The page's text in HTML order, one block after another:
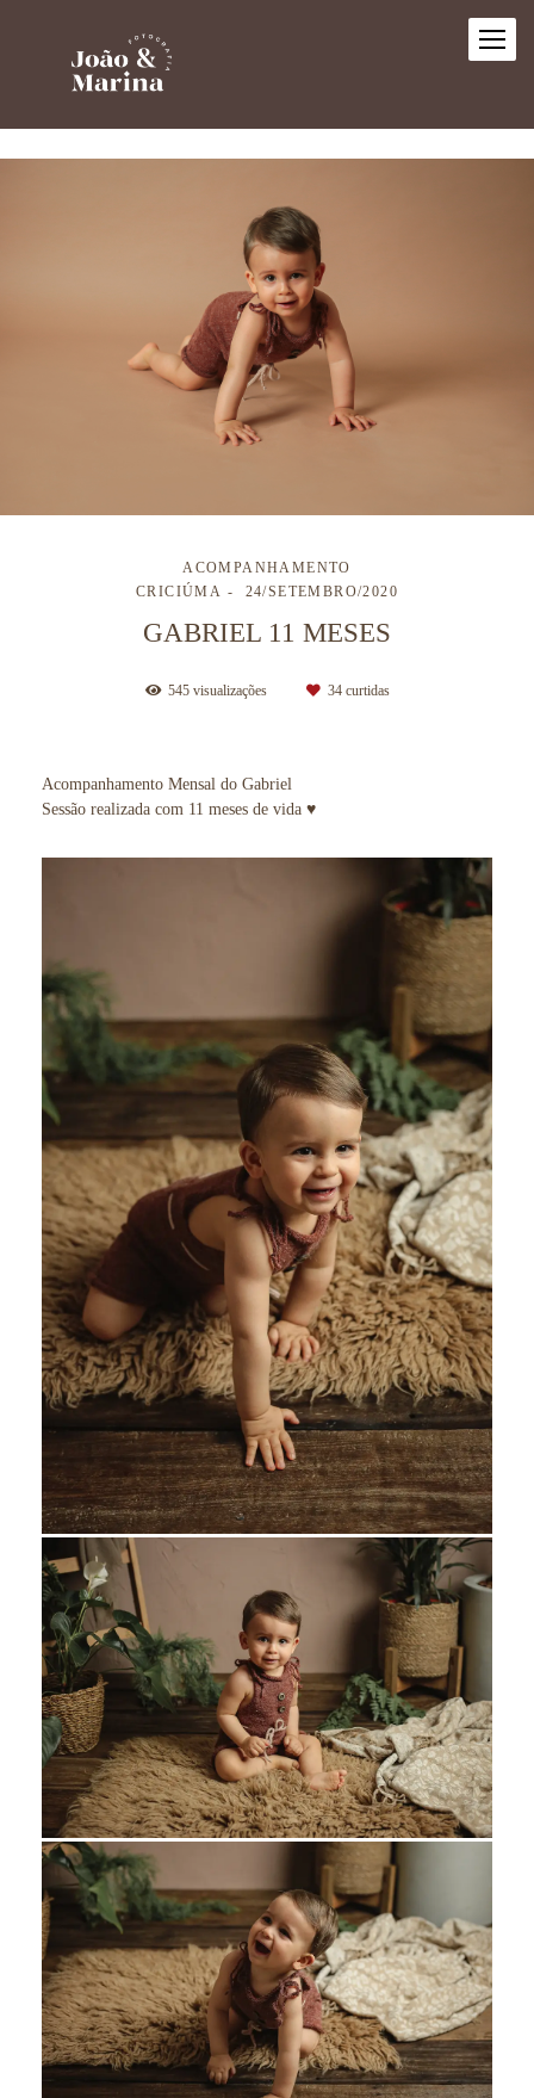
ACOMPANHAMENTO
CRICIÚMA
24/SETEMBRO/2020
GABRIEL 11 MESES
545visualizações 34curtidas
Acompanhamento Mensal do Gabriel
Sessão realizada com 11 meses de vida ♥